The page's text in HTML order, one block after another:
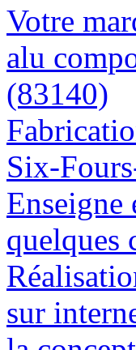
Votre
alu
(83140)
Six-
Enseigne
quelques
sur